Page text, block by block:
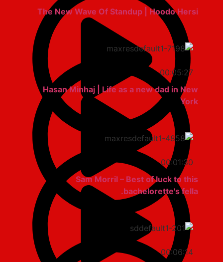
The New Wave Of Standup | Hoodo Hersi
00:05:27
Hasan Minhaj | Life as a new dad in New
00:01:30
Sam Morril – Best of luck to this
bachelorette's fella.
00:06:14